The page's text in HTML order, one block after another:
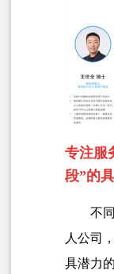
专注服
段”的
不
人公司
具潜力